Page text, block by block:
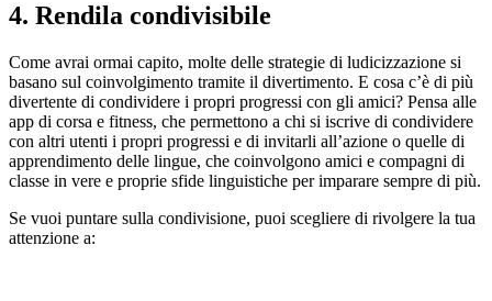
4. Rendila condivisibile
Come avrai ormai capito, molte delle strategie di ludicizzazione si
basano sul coinvolgimento tramite il divertimento. E cosa c’è di più
divertente di condividere i propri progressi con gli amici? Pensa alle
app di corsa e fitness, che permettono a chi si iscrive di condividere
con altri utenti i propri progressi e di invitarli all’azione o quelle di
apprendimento delle lingue, che coinvolgono amici e compagni di
classe in vere e proprie sfide linguistiche per imparare sempre di più.
Se vuoi puntare sulla condivisione, puoi scegliere di rivolgere la tua
attenzione a: